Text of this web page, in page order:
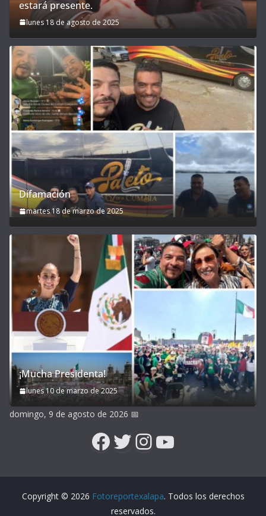
estará presente.
lunes 18 de agosto de 2025
Difamación
martes 18 de marzo de 2025
¡Mucha Presidenta!
lunes 10 de marzo de 2025
domingo, 9 de agosto de 2026 📅
Facebook
Twitter
Instagram
YouTube
Copyright © 2026 Fotoreportexalapa. Todos los derechos
reservados.